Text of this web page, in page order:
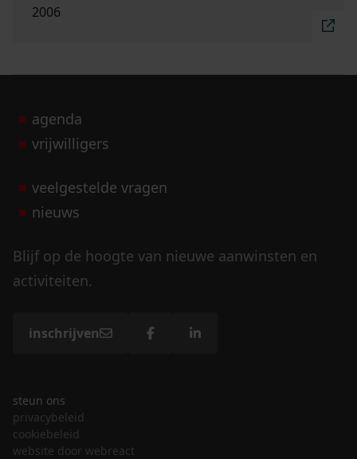
2006
agenda
vrijwilligers
veelgestelde vragen
nieuws
Blijf op de hoogte van nieuwe aanwinsten en
activiteiten.
inschrijven
steun ons
privacybeleid
cookiebeleid
website door webreact